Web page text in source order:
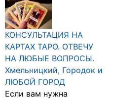
КОНСУЛЬТАЦИЯ НА
КАРТАХ ТАРО. ОТВЕЧУ
НА ЛЮБЫЕ ВОПРОСЫ.
Хмельницкий, Городок и
ЛЮБОЙ ГОРОД
Если вам нужна